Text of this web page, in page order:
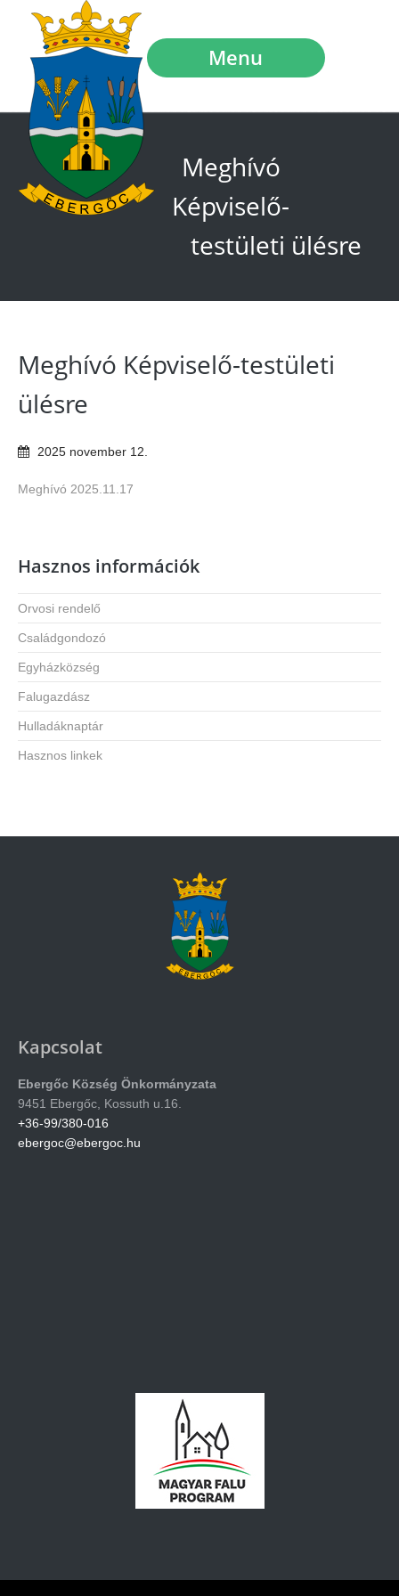
Menu
Meghívó
Képviselő-
testületi ülésre
Meghívó Képviselő-testületi
ülésre
2025 november 12
Meghívó 2025.11.17
Hasznos információk
Orvosi rendelő
Családgondozó
Egyházközség
Falugazdász
Hulladáknaptár
Hasznos linkek
Kapcsolat
Ebergőc Község Önkormányzata
9451 Ebergőc, Kossuth u.16.
+36-99/380-016
ebergoc@ebergoc.hu